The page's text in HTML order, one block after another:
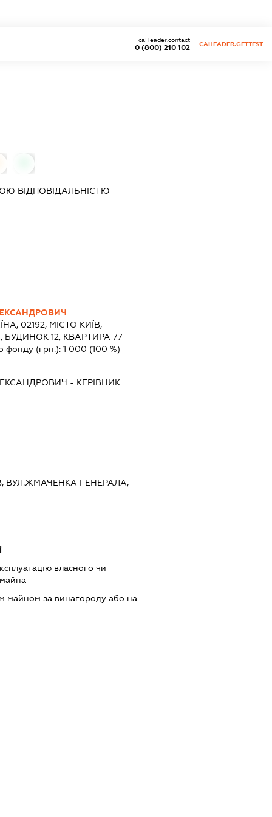
0 (800) 210 102
caHeader.contact
CAHEADER.GETTEST
ВІДПОВІДАЛЬНІСТЮ
02192, МІСТО КИЇВ,
12, КВАРТИРА 77
фонду (грн.): 1 000 (100 %)
- КЕРІВНИК
ВУЛ.ЖМАЧЕНКА ГЕНЕРАЛА,
власного чи
майном за винагороду або на